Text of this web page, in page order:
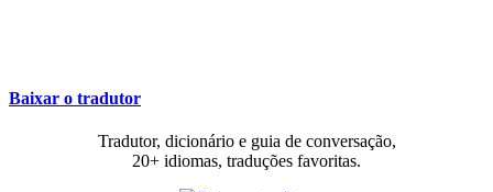
Baixar o tradutor
Tradutor, dicionário e guia de conversação,
20+ idiomas, traduções favoritas.